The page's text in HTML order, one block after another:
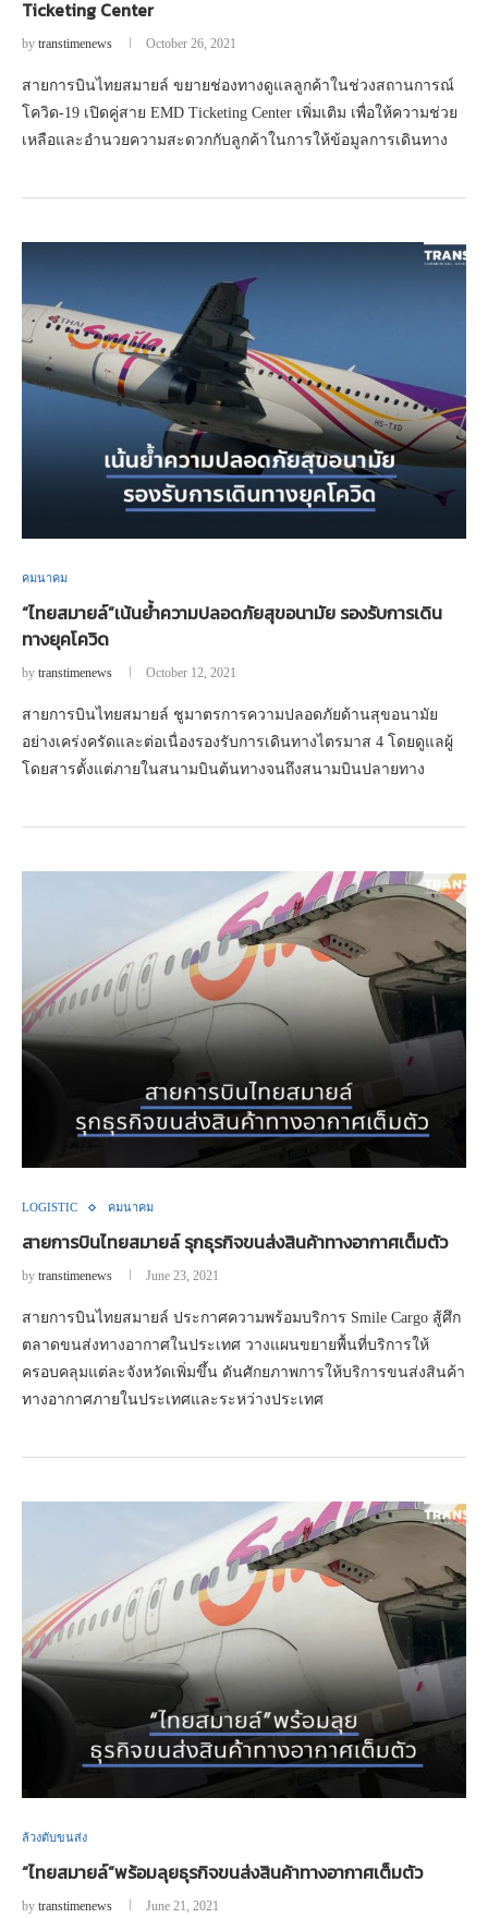
Ticketing Center
by transtimenews October 26, 2021
สายการบินไทยสมายล์ ขยายช่องทางดูแลลูกค้าในช่วงสถานการณ์
โควิด-19 เปิดคู่สาย EMD Ticketing Center เพิ่มเติม เพื่อให้ความช่วย
เหลือและอำนวยความสะดวกกับลูกค้าในการให้ข้อมูลการเดินทาง
คมนาคม
“ไทยสมายล์”เน้นย้ำความปลอดภัยสุขอนามัย รองรับการเดิน
ทางยุคโควิด
by transtimenews October 12, 2021
สายการบินไทยสมายล์ ชูมาตรการความปลอดภัยด้านสุขอนามัย
อย่างเคร่งครัดและต่อเนื่องรองรับการเดินทางไตรมาส 4 โดยดูแลผู้
โดยสารตั้งแต่ภายในสนามบินต้นทางจนถึงสนามบินปลายทาง
LOGISTIC คมนาคม
สายการบินไทยสมายล์ รุกธุรกิจขนส่งสินค้าทางอากาศเต็มตัว
by transtimenews June 23, 2021
สายการบินไทยสมายล์ ประกาศความพร้อมบริการ Smile Cargo สู้ศึก
ตลาดขนส่งทางอากาศในประเทศ วางแผนขยายพื้นที่บริการให้
ครอบคลุมแต่ละจังหวัดเพิ่มขึ้น ดันศักยภาพการให้บริการขนส่งสินค้า
ทางอากาศภายในประเทศและระหว่างประเทศ
ล้วงตับขนส่ง
“ไทยสมายล์”พร้อมลุยธุรกิจขนส่งสินค้าทางอากาศเต็มตัว
by transtimenews June 21, 2021